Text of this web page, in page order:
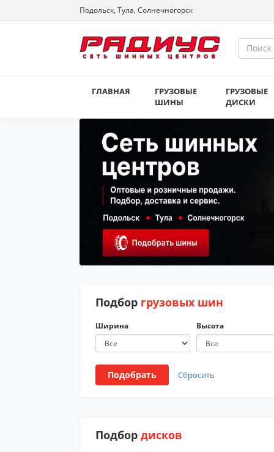
Подольск, Тула, Солнечногорск
ГЛАВНАЯ
ГРУЗОВЫЕ
ШИНЫ
ГРУЗОВЫЕ
ДИСКИ
Подбор грузовых шин
Ширина Высота
Подобрать Сбросить
Подбор дисков